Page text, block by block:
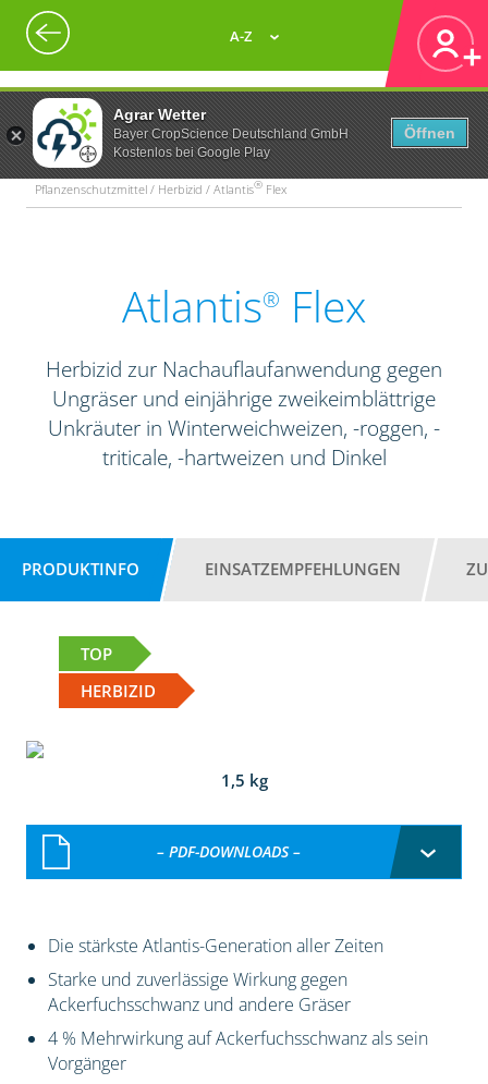
Agrar Wetter
Bayer CropScience Deutschland GmbH
Kostenlos bei Google Play
Öffnen
A-Z
Pflanzenschutzmittel / Herbizid / Atlantis® Flex
Atlantis® Flex
Herbizid zur Nachauflaufanwendung gegen
Ungräser und einjährige zweikeimblättrige
Unkräuter in Winterweichweizen, -roggen, -
triticale, -hartweizen und Dinkel
PRODUKTINFO EINSATZEMPFEHLUNGEN
TOP
HERBIZID
1,5 kg
– PDF-DOWNLOADS –
Die stärkste Atlantis-Generation aller Zeiten
Starke und zuverlässige Wirkung gegen
Ackerfuchsschwanz und andere Gräser
4 % Mehrwirkung auf Ackerfuchsschwanz als sein
Vorgänger